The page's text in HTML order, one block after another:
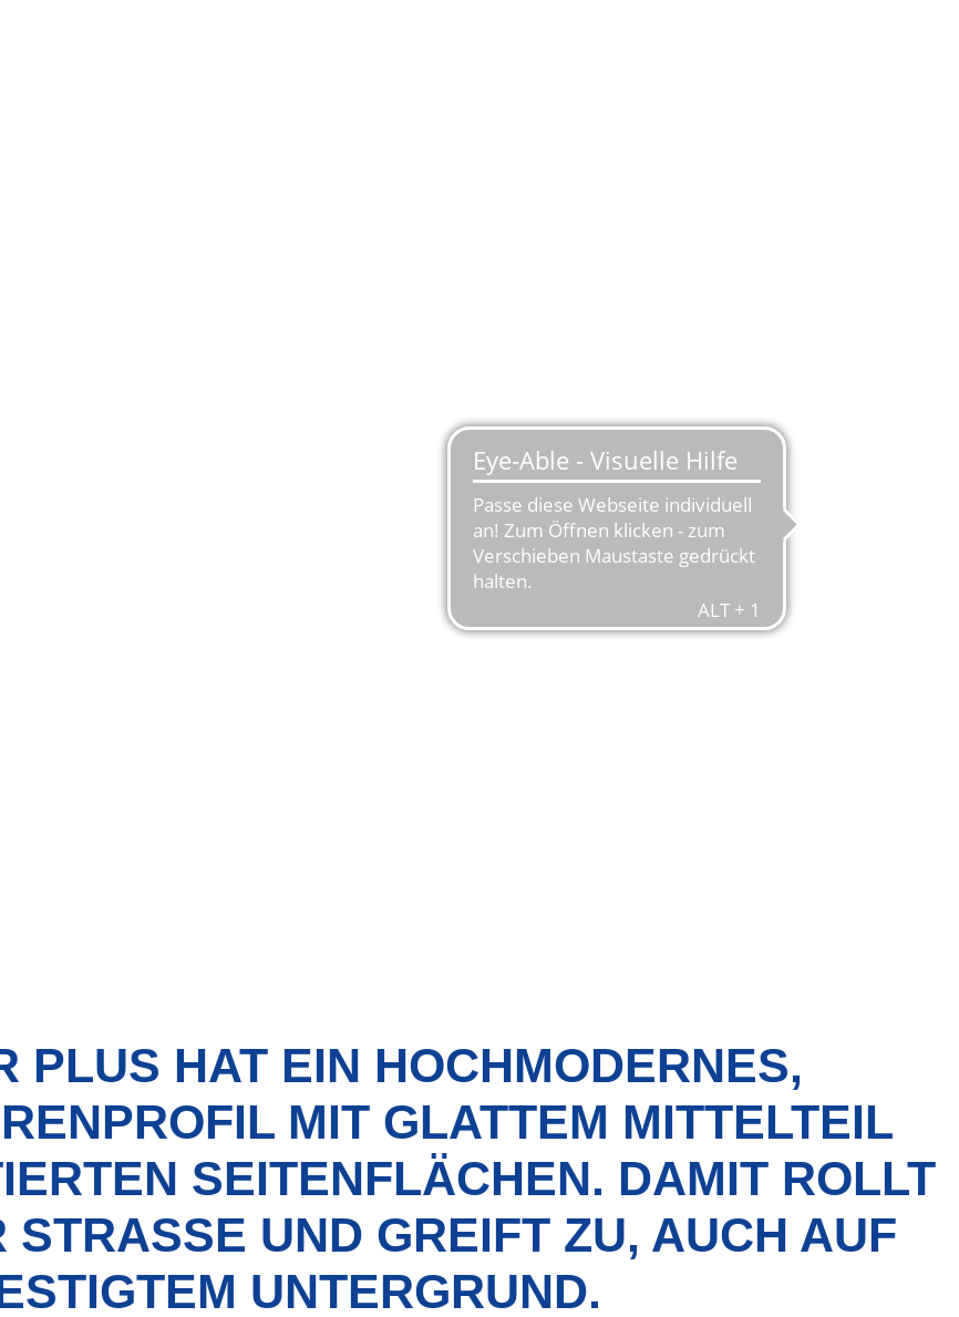
PLUS HAT EIN HOCHMODERNES,
MIT GLATTEM MITTELTEIL
SEITENFLÄCHEN. DAMIT ROLLT
UND GREIFT ZU, AUCH AUF U
UNTERGRUND.